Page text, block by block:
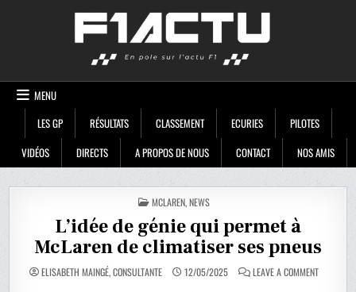
MENU
LES GP
RÉSULTATS CLASSEMENT ECURIES
PILOTES
VIDÉOS
DIRECTS A PROPOS DE NOUS CONTACT NOS AMIS
POSTED
IN
MCLAREN,NEWS
L’idée de génie qui permet à
McLaren de climatiser ses pneus
ELISABETH MAINGÉ, CONSULTANTE 12/05/2025 LEAVE A COMMENTON